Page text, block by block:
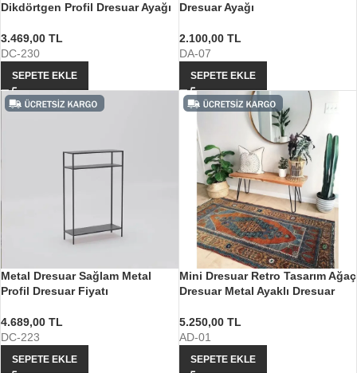
Dikdörtgen Profil Dresuar Ayağı
3.469,00 TL
DC-230
SEPETE EKLE
Dresuar Ayağı
2.100,00 TL
DA-07
SEPETE EKLE
Metal Dresuar Sağlam Metal
Profil Dresuar Fiyatı
4.689,00 TL
DC-223
SEPETE EKLE
Mini Dresuar Retro Tasarım Ağaç
Dresuar Metal Ayaklı Dresuar
5.250,00 TL
AD-01
SEPETE EKLE